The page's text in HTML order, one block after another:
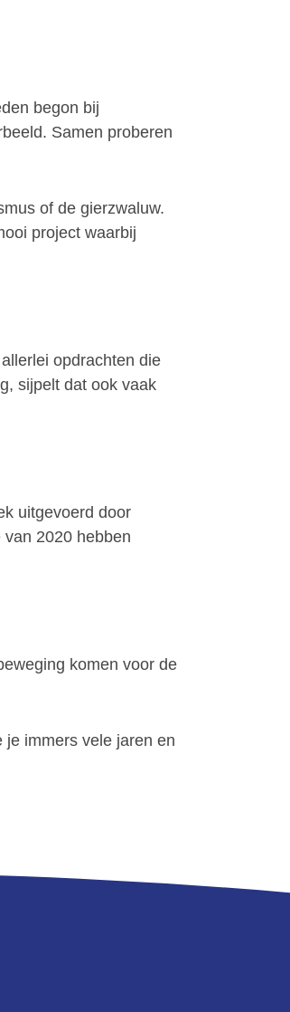
begon bij
Samen proberen
of de gierzwaluw.
project waarbij
opdrachten die
sijpelt dat ook vaak
uitgevoerd door
2020 hebben
komen voor de
immers vele jaren en